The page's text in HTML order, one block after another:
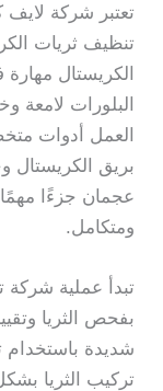
تعتبر شركة
تنظيف ثريات
الكريستال
البلورات
العمل أدوات
بريق
عجمان جزءًا
ومتكامل.
تبدأ عملية
بفحص الثريا
شديدة باستخدام
تركيب الثريا